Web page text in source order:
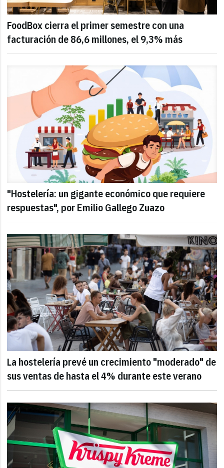
FoodBox cierra el primer semestre con una
facturación de 86,6 millones, el 9,3% más
"Hostelería: un gigante económico que requiere
respuestas", por Emilio Gallego Zuazo
La hostelería prevé un crecimiento "moderado" de
sus ventas de hasta el 4% durante este verano